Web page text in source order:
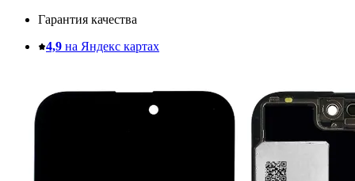
Гарантия качества
4,9 на Яндекс картах